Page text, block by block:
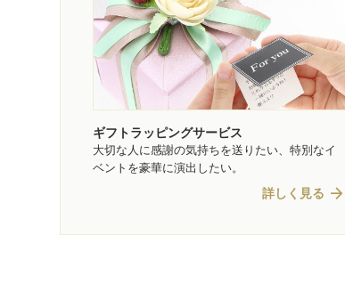
ギフトラッピングサービス
大切な人に感謝の気持ちを送りたい、特別なイ
ベントを豪華に演出したい。
詳しく見る arrow_forward